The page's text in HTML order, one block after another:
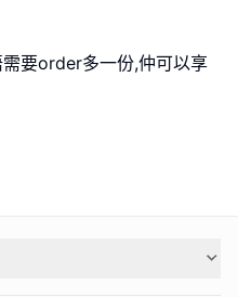
要order多一份,仲可以享